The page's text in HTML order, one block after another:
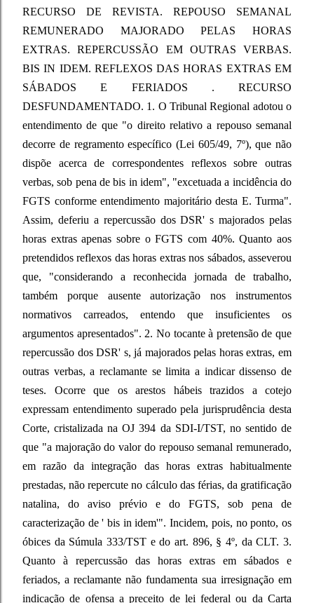
RECURSO DE REVISTA. REPOUSO SEMANAL
REMUNERADO MAJORADO PELAS HORAS
EXTRAS. REPERCUSSÃO EM OUTRAS VERBAS.
BIS IN IDEM. REFLEXOS DAS HORAS EXTRAS EM
SÁBADOS E FERIADOS . RECURSO
DESFUNDAMENTADO. 1. O Tribunal Regional adotou o
entendimento de que "o direito relativo a repouso semanal
decorre de regramento específico (Lei 605/49, 7º), que não
dispõe acerca de correspondentes reflexos sobre outras
verbas, sob pena de bis in idem", "excetuada a incidência do
FGTS conforme entendimento majoritário desta E. Turma".
Assim, deferiu a repercussão dos DSR' s majorados pelas
horas extras apenas sobre o FGTS com 40%. Quanto aos
pretendidos reflexos das horas extras nos sábados, asseverou
que, "considerando a reconhecida jornada de trabalho,
também porque ausente autorização nos instrumentos
normativos carreados, entendo que insuficientes os
argumentos apresentados". 2. No tocante à pretensão de que
repercussão dos DSR' s, já majorados pelas horas extras, em
outras verbas, a reclamante se limita a indicar dissenso de
teses. Ocorre que os arestos hábeis trazidos a cotejo
expressam entendimento superado pela jurisprudência desta
Corte, cristalizada na OJ 394 da SDI-I/TST, no sentido de
que "a majoração do valor do repouso semanal remunerado,
em razão da integração das horas extras habitualmente
prestadas, não repercute no cálculo das férias, da gratificação
natalina, do aviso prévio e do FGTS, sob pena de
caracterização de ' bis in idem'". Incidem, pois, no ponto, os
óbices da Súmula 333/TST e do art. 896, § 4º, da CLT. 3.
Quanto à repercussão das horas extras em sábados e
feriados, a reclamante não fundamenta sua irresignação em
indicação de ofensa a preceito de lei federal ou da Carta